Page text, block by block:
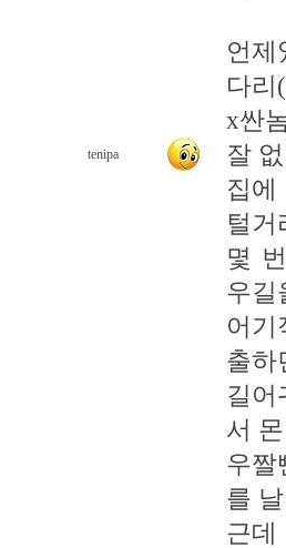
tenipa
언
다리
x싼
잘
집에
털거
몇
우길
어기
출하
길어
서
우짤
를
근데